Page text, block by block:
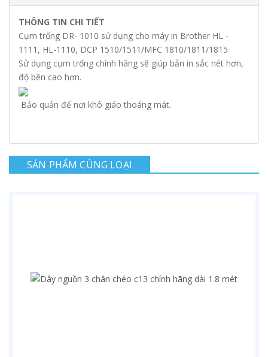
THÔNG TIN CHI TIẾT
Cụm trống DR- 1010 sử dụng cho máy in Brother HL -
1111, HL-1110, DCP 1510/1511/MFC 1810/1811/1815
Sử dụng cụm trống chính hãng sẽ giúp bản in sắc nét hơn,
độ bền cao hơn.
Bảo quản để nơi khô giáo thoáng mát.
SẢN PHẨM CÙNG LOẠI